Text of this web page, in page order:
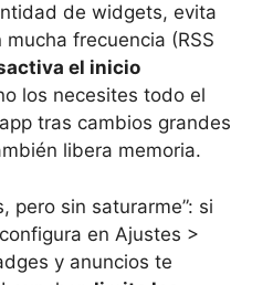
de widgets, evita
frecuencia (RSS
el inicio
los necesites todo el
tras cambios grandes
libera memoria.
pero sin saturarme”: si
en Ajustes >
y anuncios te